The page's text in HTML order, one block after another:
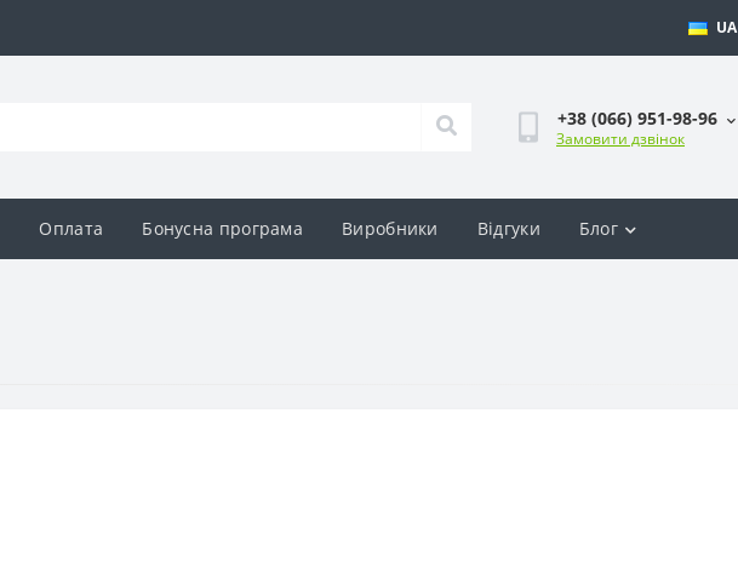
UA
+38 (066) 951-98-96
Замовити дзвінок
Оплата Бонусна програма Виробники Відгуки Блог